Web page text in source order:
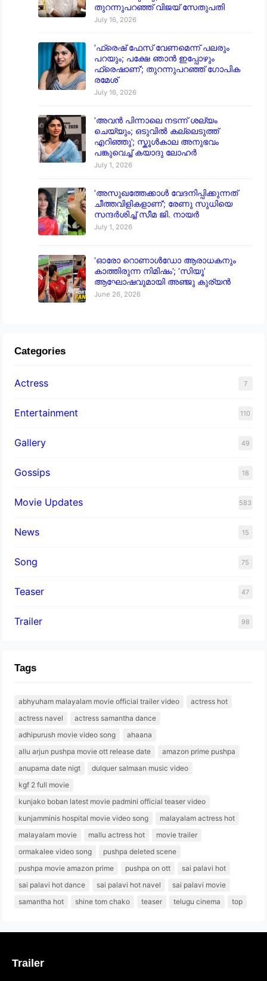
തുറന്നുപറഞ്ഞ് വിജയ് സേതുപതി
July 16, 2026
‘ഫ്രെഷ് ഫേസ് വേണമെന്ന് പലരും
പറയും; പക്ഷേ ഞാൻ ഇപ്പോഴും
ഫ്രെഷാണ്’; തുറന്നുപറഞ്ഞ് ഗോപിക
രമേശ്
July 16, 2026
‘അവൻ പിന്നാലെ നടന്ന് ശല്യം
ചെയ്യും; ഒടുവിൽ കല്ലെടുത്ത്
എറിഞ്ഞു’; സ്കൂൾകാല അനുഭവം
പങ്കുവെച്ച് കയാദു ലോഹർ
July 1, 2026
‘അസുഖത്തേക്കാൾ വേദനിപ്പിക്കുന്നത്
ചീത്തവിളികളാണ്’; രേണു സുധിയെ
സന്ദർശിച്ച് സീമ ജി. നായർ
July 1, 2026
‘ഓരോ റൊണാൾഡോ ആരാധകനും
കാത്തിരുന്ന നിമിഷം’; ‘സിയൂ’
ആഘോഷവുമായി അഞ്ജു കുര്യൻ
June 26, 2026
Categories
Actress 7
Entertainment 110
Gallery 49
Gossips 18
Movie Updates 583
News 15
Song 75
Teaser 47
Trailer 98
Tags
abhyuham malayalam movie official trailer video
actress hot
actress navel
actress samantha dance
adhipurush movie video song
ahaana
allu arjun pushpa movie ott release date
amazon prime pushpa
anupama date nigt
dulquer salmaan music video
kgf 2 full movie
kunjako boban latest movie padmini official teaser video
kunjamminis hospital movie video song
malayalam actress hot
malayalam movie
mallu actress hot
movie trailer
ormakalee video song
pushpa deleted scene
pushpa movie amazon prime
pushpa on ott
sai palavi hot
sai palavi hot dance
sai palavi hot navel
sai palavi movie
samantha hot
shine tom chako teaser telugu cinema top
Trailer